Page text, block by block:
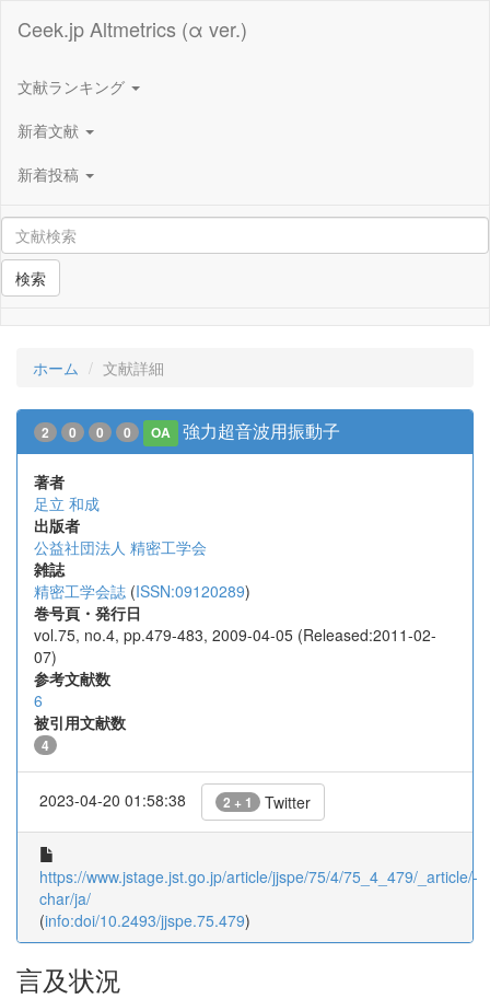
Ceek.jp Altmetrics (α ver.)
文献ランキング
新着文献
新着投稿
検索
ホーム 文献詳細
2 0 0 0 OA 強力超音波用振動子
著者
足立 和成
出版者
公益社団法人 精密工学会
雑誌
精密工学会誌 (ISSN:09120289)
巻号頁・発行日
vol.75, no.4, pp.479-483, 2009-04-05 (Released:2011-02-
07)
参考文献数
6
被引用文献数
4
2023-04-20 01:58:38 2 + 1 Twitter
https://www.jstage.jst.go.jp/article/jjspe/75/4/75_4_479/_article/-
char/ja/
(info:doi/10.2493/jjspe.75.479)
言及状況